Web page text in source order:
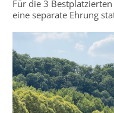
Für die 3
eine separate Ehrung